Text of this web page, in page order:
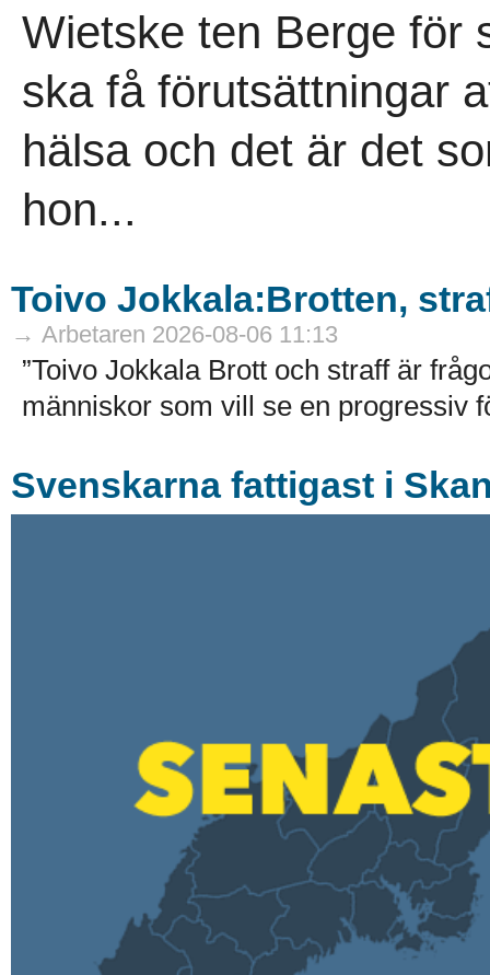
Wietske ten Berge för
ska få förutsättningar
hälsa och det är det
hon...
Toivo Jokkala:Brotten,
→ Arbetaren 2026-08-06 11:13
”Toivo Jokkala Brott och straff är
människor som vill se en progressiv
Svenskarna fattigast i